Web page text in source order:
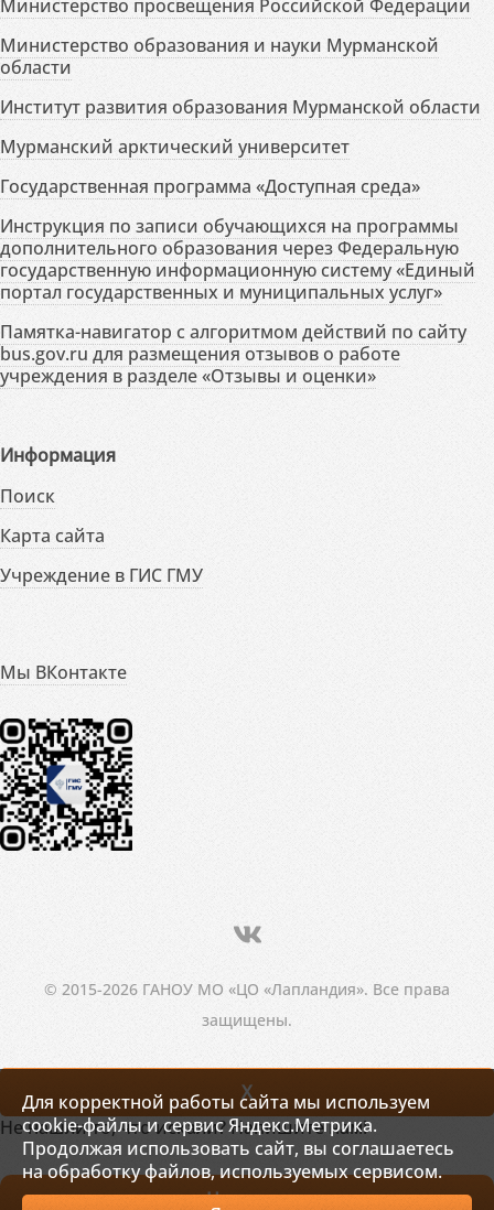
Министерство просвещения Российской Федерации
Министерство образования и науки Мурманской
области
Институт развития образования Мурманской области
Мурманский арктический университет
Государственная программа «Доступная среда»
Инструкция по записи обучающихся на программы
дополнительного образования через Федеральную
государственную информационную систему «Единый
портал государственных и муниципальных услуг»
Памятка-навигатор с алгоритмом действий по сайту
bus.gov.ru для размещения отзывов о работе
учреждения в разделе «Отзывы и оценки»
Информация
Поиск
Карта сайта
Учреждение в ГИС ГМУ
Мы ВКонтакте
© 2015-2026 ГАНОУ МО «ЦО «Лапландия». Все права
защищены.
Для корректной работы сайта мы используем
cookie-файлы и сервис Яндекс.Метрика.
Продолжая использовать сайт, вы соглашаетесь
на обработку файлов, используемых сервисом.
X
Не нашли то, что искали? Напишите нам!
Написать